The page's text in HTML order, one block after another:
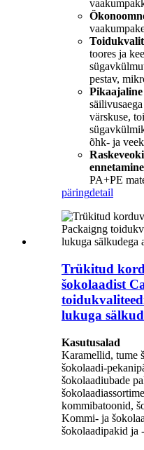
toores ja
pestav,
värskuse,
õhk- ja
PA+PE
päringdetail
Trükitud
šokolaadist
lukuga
Kasutusalad
Karamellid, tume
šokolaadi-
šokolaadiubade
kommibatoonid,
Kommi- ja
šokolaadipakid ja